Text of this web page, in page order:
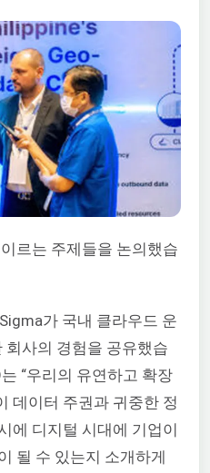
르는 주제들을 논의했습
가 국내 클라우드 운
회사의 경험을 공유했습
“우리의 유연하고 확장
데이터 주권과 귀중한 정
에 디지털 시대에 기업이
될 수 있는지 소개하게